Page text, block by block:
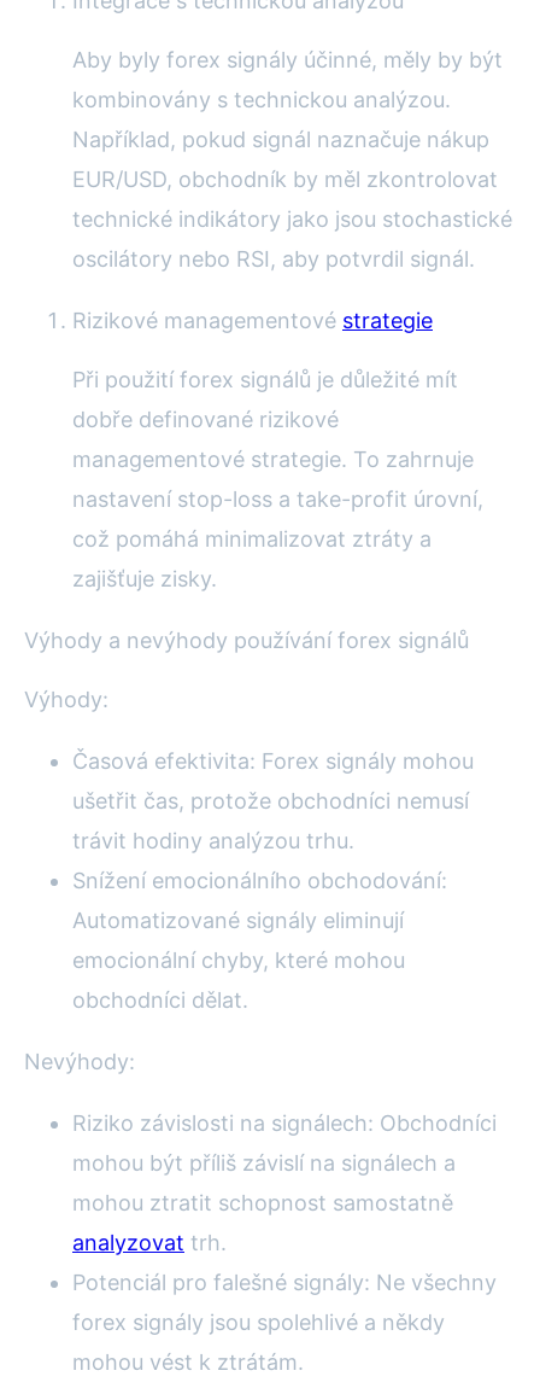
Aby byly forex signály účinné, měly by být
kombinovány s technickou analýzou.
Například, pokud signál naznačuje nákup
EUR/USD, obchodník by měl zkontrolovat
technické indikátory jako jsou stochastické
oscilátory nebo RSI, aby potvrdil signál.
Rizikové managementové strategie
Při použití forex signálů je důležité mít
dobře definované rizikové
managementové strategie. To zahrnuje
nastavení stop-loss a take-profit úrovní,
což pomáhá minimalizovat ztráty a
zajišťuje zisky.
Výhody a nevýhody používání forex signálů
Výhody:
Časová efektivita: Forex signály mohou
ušetřit čas, protože obchodníci nemusí
trávit hodiny analýzou trhu.
Snížení emocionálního obchodování:
Automatizované signály eliminují
emocionální chyby, které mohou
obchodníci dělat.
Nevýhody:
Riziko závislosti na signálech: Obchodníci
mohou být příliš závislí na signálech a
mohou ztratit schopnost samostatně
analyzovat trh.
Potenciál pro falešné signály: Ne všechny
forex signály jsou spolehlivé a někdy
mohou vést k ztrátám.